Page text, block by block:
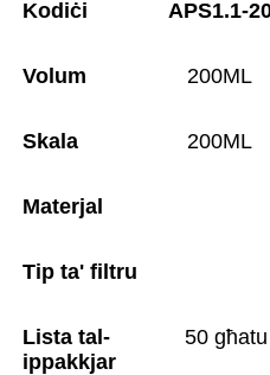
Kodiċi APS1.1-
Volum 200ML
Skala 200ML
Materjal
Tip ta' filtru
Lista tal-
ippakkjar
50